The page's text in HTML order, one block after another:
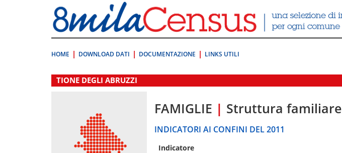
direttamente
a:
Contenuto
HOME DOWNLOAD DATI DOCUMENTAZIONE LINKS UTILI
.
TIONE DEGLI ABRUZZI
FAMIGLIE | Struttura familiare
INDICATORI AI CONFINI DEL 2011
Indicatore